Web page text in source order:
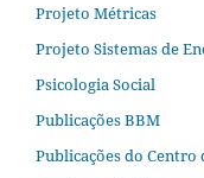
Projeto Métricas
Projeto Sistemas de
Psicologia Social
Publicações BBM
Publicações do